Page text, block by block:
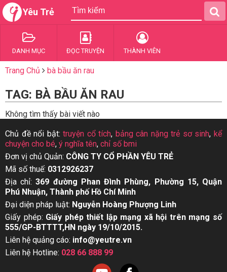
Yêu Trẻ
DANH MỤC ĐỌC TRUYỆN THÀNH VIÊN
Trang Chủ bà bầu ăn rau
TAG: BÀ BẦU ĂN RAU
Không tìm thấy bài viết nào
Chủ đề nổi bật:truyện cổ tích, bảng cân nặng trẻ sơ sinh,kể
chuyện cho bé, ý nghĩa tên, chỉ số bmi
Đơn vị chủ Quản: CÔNG TY CỔ PHẦN YÊU TRẺ
Mã số thuế: 0312926237
Địa chỉ:369 đường Phan Đình Phùng, Phường 15, Quận
Phú Nhuận, Thành phố Hồ Chí Minh
Đại diện pháp luật: Nguyễn Hoàng Phượng Linh
Giấy phép: Giấy phép thiết lập mạng xã hội trên mạng số
555/GP-BTTTT,HN ngày 19/10/2015.
Liên hệ quảng cáo: info@yeutre.vn
Liên hệ Hotline: 028 66 888 99